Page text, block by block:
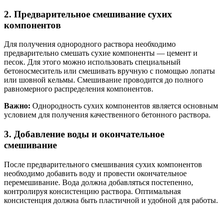
2. Предварительное смешивание сухих
компонентов
Для получения однородного раствора необходимо
предварительно смешать сухие компоненты — цемент и
песок. Для этого можно использовать специальный
бетоносмеситель или смешивать вручную с помощью лопаты
или шовной кельмы. Смешивание проводится до полного
равномерного распределения компонентов.
Важно: Однородность сухих компонентов является основным
условием для получения качественного бетонного раствора.
3. Добавление воды и окончательное
смешивание
После предварительного смешивания сухих компонентов
необходимо добавить воду и провести окончательное
перемешивание. Вода должна добавляться постепенно,
контролируя консистенцию раствора. Оптимальная
консистенция должна быть пластичной и удобной для работы.